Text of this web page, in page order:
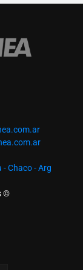
Chaco - Arg
©